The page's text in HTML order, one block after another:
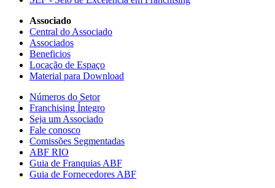
Associado
Central do Associado
Associados
Beneficios
Locação de Espaço
Material para Download
Números do Setor
Franchising Íntegro
Seja um Associado
Fale conosco
Comissões Segmentadas
ABF RIO
Guia de Franquias ABF
Guia de Fornecedores ABF